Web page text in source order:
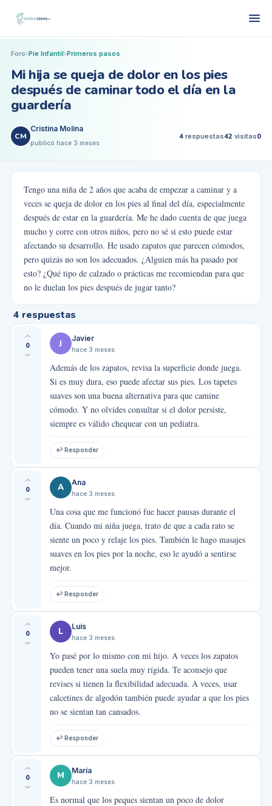
Foro›Pie Infantil›Primeros pasos
Mi hija se queja de dolor en los pies
después de caminar todo el día en la
guardería
CM
Cristina Molina
publicó hace 3 meses
4 respuestas42 visitas0
Tengo una niña de 2 años que acaba de empezar a caminar y a
veces se queja de dolor en los pies al final del día, especialmente
después de estar en la guardería. Me he dado cuenta de que juega
mucho y corre con otros niños, pero no sé si esto puede estar
afectando su desarrollo. He usado zapatos que parecen cómodos,
pero quizás no son los adecuados. ¿Alguien más ha pasado por
esto? ¿Qué tipo de calzado o prácticas me recomiendan para que
no le duelan los pies después de jugar tanto?
4 respuestas
0 J Javier
hace 3 meses
Además de los zapatos, revisa la superficie donde juega.
Si es muy dura, eso puede afectar sus pies. Los tapetes
suaves son una buena alternativa para que camine
cómodo. Y no olvides consultar si el dolor persiste,
siempre es válido chequear con un pediatra.
↩ Responder
0 A Ana
hace 3 meses
Una cosa que me funcionó fue hacer pausas durante el
día. Cuando mi niña juega, trato de que a cada rato se
siente un poco y relaje los pies. También le hago masajes
suaves en los pies por la noche, eso le ayudó a sentirse
mejor.
↩ Responder
0 L Luis
hace 3 meses
Yo pasé por lo mismo con mi hijo. A veces los zapatos
pueden tener una suela muy rígida. Te aconsejo que
revises si tienen la flexibilidad adecuada. A veces, usar
calcetines de algodón también puede ayudar a que los pies
no se sientan tan cansados.
↩ Responder
0 M María
hace 3 meses
Es normal que los peques sientan un poco de dolor